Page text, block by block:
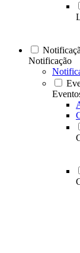
Notificação